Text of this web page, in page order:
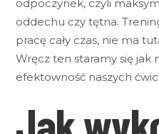
odpoczynek, czyli
oddechu czy tętna.
pracę cały czas, nie ma
Wręcz ten staramy się jak
efektowność naszych